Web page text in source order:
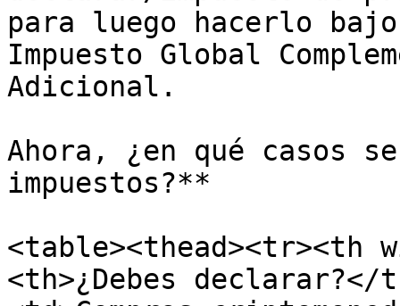
para luego hacerlo
Impuesto Global
Adicional.
Ahora, ¿en qué casos
impuestos?**
<table><thead><tr><th
<th>¿Debes